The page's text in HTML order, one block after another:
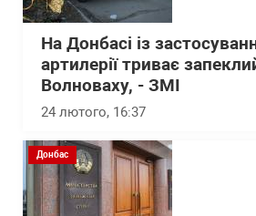
На Донбасі із
артилерії триває
Волноваху, - ЗМІ
24 лютого, 16:37
Донбас